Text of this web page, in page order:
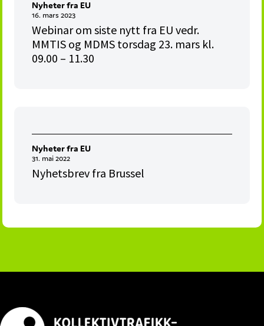
Nyheter fra EU
16. mars 2023
Webinar om siste nytt fra EU vedr.
MMTIS og MDMS torsdag 23. mars kl.
09.00 – 11.30
Nyheter fra EU
31. mai 2022
Nyhetsbrev fra Brussel